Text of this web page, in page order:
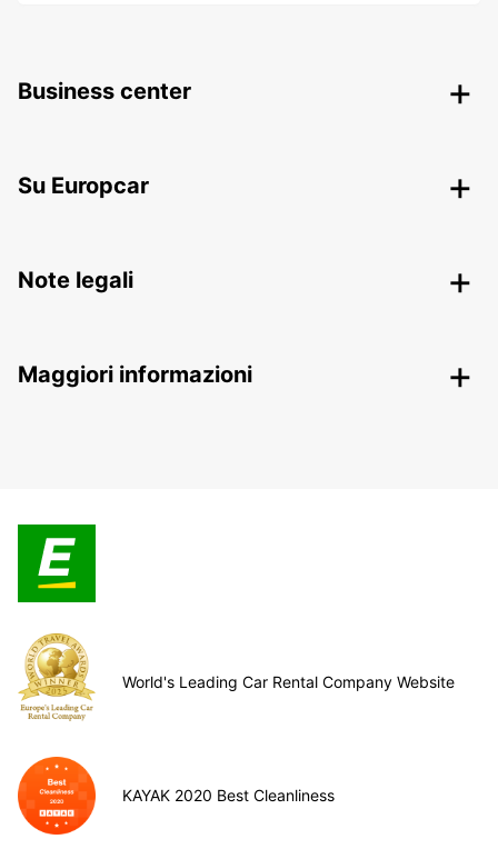
Business center
Su Europcar
Note legali
Maggiori informazioni
World's Leading Car Rental Company Website
KAYAK 2020 Best Cleanliness